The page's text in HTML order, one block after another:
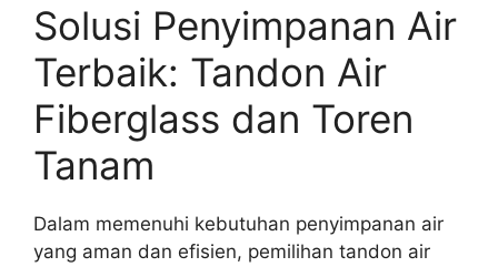
Solusi Penyimpanan Air
Terbaik: Tandon Air
Fiberglass dan Toren
Tanam
Dalam memenuhi kebutuhan penyimpanan air
yang aman dan efisien, pemilihan tandon air